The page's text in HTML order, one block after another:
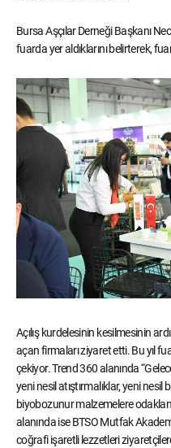
Bursa Aşçılar Derneği Başkanı
fuarda yer aldıklarını belirterek,
Açılış kurdelesinin kesilmesinin
açan firmaları ziyaret etti. Bu yıl
çekiyor. Trend 360 alanında
yeni nesil atıştırmalıklar, yeni nesil
biyobozunur malzemelere
alanında ise BTSO Mutfak
coğrafi işaretli lezzetleri